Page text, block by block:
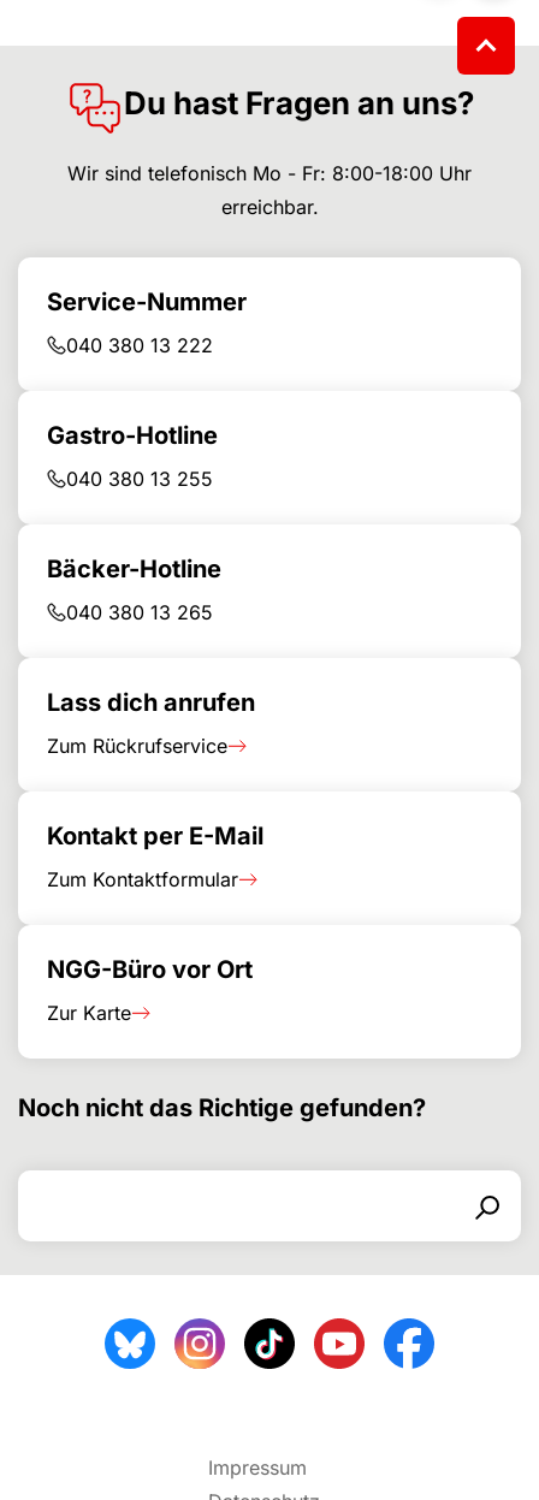
Du hast Fragen an uns?
Wir sind telefonisch Mo - Fr: 8:00-18:00 Uhr
erreichbar.
Service-Nummer
040 380 13 222
Gastro-Hotline
040 380 13 255
Bäcker-Hotline
040 380 13 265
Lass dich anrufen
Zum Rückrufservice
Kontakt per E-Mail
Zum Kontaktformular
NGG-Büro vor Ort
Zur Karte
Noch nicht das Richtige gefunden?
Suchen nach
Suchen
Impressum